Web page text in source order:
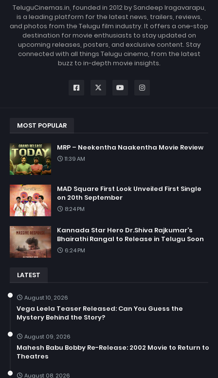
TeluguCinemas.in, founded in 2012 by Sandeep Iragavarapu,
is a leading platform for the latest news, trailers, reviews,
and photos from the Telugu film industry. It offers a one-stop
destination for movie enthusiasts to stay updated on
upcoming releases, posters, and exclusive content. Stay
connected with all things Telugu cinema, from the latest
buzz to in-depth movie insights.
MOST POPULAR
MRP – Neekentha Naakentha Movie Review
11:39 AM
MAD Square First Look Unveiled First Single
on 20th September
8:24 PM
Kannada Star Hero Dr.Shiva Rajkumar’s
Bhairathi Rangal to Release in Telugu Soon
6:24 PM
LATEST
August 10, 2026
Vega Leela Teaser Released: Can You Guess the
Mystery Behind the Story?
August 09, 2026
Mahesh Babu Bobby Re-Release: 2002 Movie to Return to
Theatres
August 08, 2026